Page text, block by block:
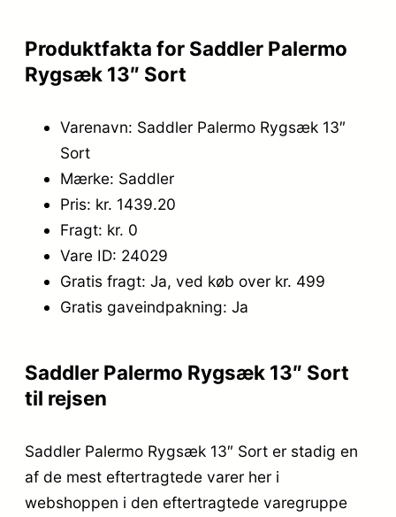
.
7
,
0
0
.
,
Produktfakta for Saddler Palermo
Rygsæk 13″ Sort
Varenavn: Saddler Palermo Rygsæk 13″
Sort
Mærke: Saddler
Pris: kr. 1439.20
Fragt: kr. 0
Vare ID: 24029
Gratis fragt: Ja, ved køb over kr. 499
Gratis gaveindpakning: Ja
Saddler Palermo Rygsæk 13″ Sort
til rejsen
Saddler Palermo Rygsæk 13″ Sort er stadig en
af de mest eftertragtede varer her i
webshoppen i den eftertragtede varegruppe